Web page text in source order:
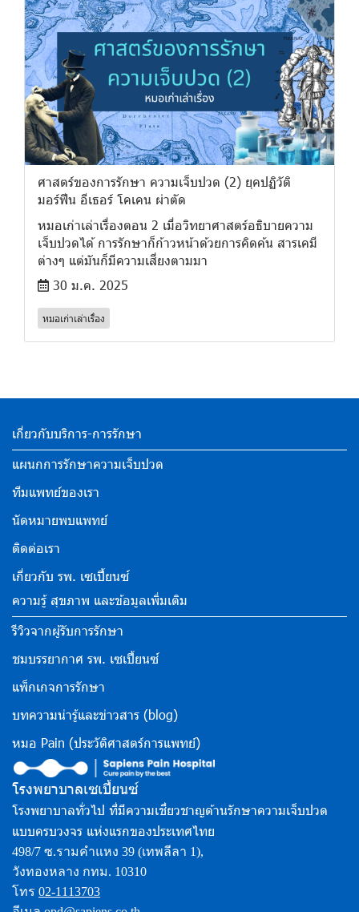
ศาสตร์ของการรักษา ความเจ็บปวด (2) ยุคปฏิวัติ
มอร์ฟีน อีเธอร์ โคเคน ผ่าตัด
หมอเก่าเล่าเรื่องตอน 2 เมื่อวิทยาศาสตร์อธิบายความ
เจ็บปวดได้ การรักษาก็ก้าวหน้าด้วยการคิดค้น สารเคมี
ต่างๆ แต่มันก็มีความเสี่ยงตามมา
30 ม.ค. 2025
หมอเก่าเล่าเรื่อง
เกี่ยวกับบริการ-การรักษา
แผนกการรักษาความเจ็บปวด
ทีมแพทย์ของเรา
นัดหมายพบแพทย์
ติดต่อเรา
เกี่ยวกับ รพ. เซเปี้ยนซ์
ความรู้ สุขภาพ และข้อมูลเพิ่มเติม
รีวิวจากผู้รับการรักษา
ชมบรรยากาศ รพ. เซเปี้ยนซ์
แพ็กเกจการรักษา
บทความน่ารู้และข่าวสาร (blog)
หมอ Pain (ประวัติศาสตร์การแพทย์)
โรงพยาบาลเซเปี้ยนซ์
โรงพยาบาลทั่วไป ที่มีความเชี่ยวชาญด้านรักษาความเจ็บปวด
แบบครบวงจร แห่งแรกของประเทศไทย
498/7 ซ.รามคำแหง 39 (เทพลีลา 1),
วังทองหลาง กทม. 10310
โทร 02-1113703